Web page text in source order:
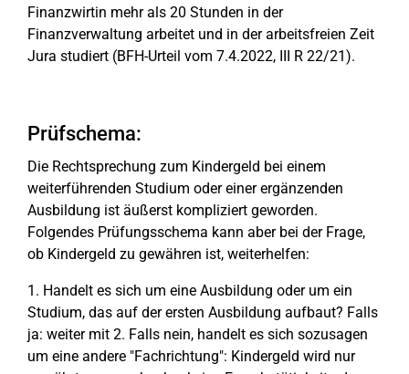
Finanzwirtin mehr als 20 Stunden in der
Finanzverwaltung arbeitet und in der arbeitsfreien Zeit
Jura studiert (BFH-Urteil vom 7.4.2022, III R 22/21).
Prüfschema:
Die Rechtsprechung zum Kindergeld bei einem
weiterführenden Studium oder einer ergänzenden
Ausbildung ist äußerst kompliziert geworden.
Folgendes Prüfungsschema kann aber bei der Frage,
ob Kindergeld zu gewähren ist, weiterhelfen:
1. Handelt es sich um eine Ausbildung oder um ein
Studium, das auf der ersten Ausbildung aufbaut? Falls
ja: weiter mit 2. Falls nein, handelt es sich sozusagen
um eine andere "Fachrichtung": Kindergeld wird nur